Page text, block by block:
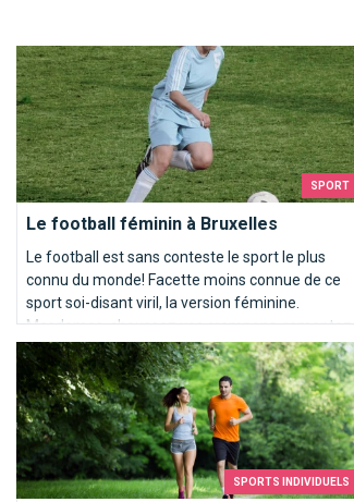
SPORT
Le football féminin à Bruxelles
Le football est sans conteste le sport le plus
connu du monde! Facette moins connue de ce
sport soi-disant viril, la version féminine.
Mesdames, chaussez vos crampons, remontez
vos chaussettes et poussez le ballon au fond
des filets!
Le football féminin à Bruxelles
?
SPORTS INDIVIDUELS
Parcours de jogging en Forêt de Soignes